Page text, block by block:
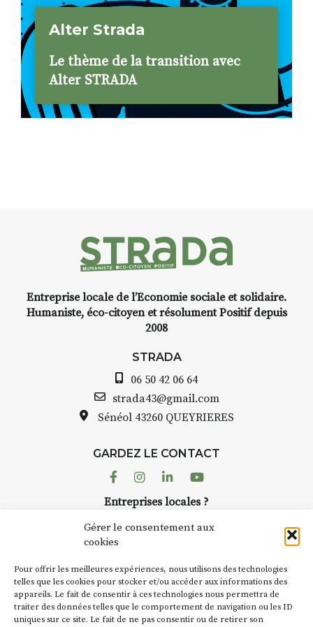
Gérer le consentement aux
cookies
Pour offrir les meilleures expériences, nous utilisons des technologies
telles que les cookies pour stocker et/ou accéder aux informations des
appareils. Le fait de consentir à ces technologies nous permettra de
traiter des données telles que le comportement de navigation ou les ID
uniques sur ce site. Le fait de ne pas consentir ou de retirer son
Alter Strada
Le thème de la transition avec
Alter STRADA
Entreprise locale de l’Economie sociale et solidaire.
Humaniste, éco-citoyen et résolument Positif depuis
2008
STRADA
06 50 42 06 64
strada43@gmail.com
Sénéol 43260 QUEYRIERES
GARDEZ LE CONTACT
FacebookInstagram
LinkedinYoutube
Entreprises locales ?
Suivez toute l'actu de Strada